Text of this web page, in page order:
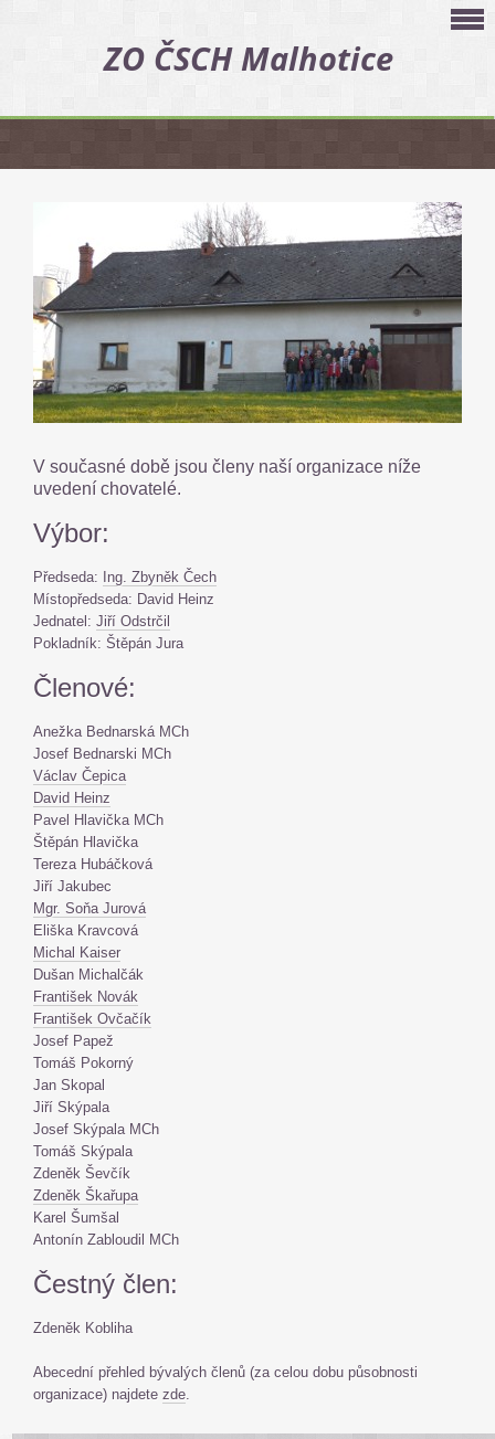
ZO ČSCH Malhotice
V současné době jsou členy naší organizace níže
uvedení chovatelé.
Výbor:
Předseda:
Ing. Zbyněk Čech
Místopředseda: David Heinz
Jednatel: Jiří Odstrčil
Pokladník: Štěpán Jura
Členové:
Anežka Bednarská MCh
Josef Bednarski MCh
Václav Čepica
David Heinz
Pavel Hlavička MCh
Štěpán Hlavička
Tereza Hubáčková
Jiří Jakubec
Mgr. Soňa Jurová
Eliška Kravcová
Michal Kaiser
Dušan Michalčák
František Novák
František Ovčačík
Josef Papež
Tomáš Pokorný
Jan Skopal
Jiří Skýpala
Josef Skýpala MCh
Tomáš Skýpala
Zdeněk Ševčík
Zdeněk Škařupa
Karel Šumšal
Antonín Zabloudil MCh
Čestný člen:
Zdeněk Kobliha
Abecední přehled bývalých členů (za celou dobu působnosti
organizace) najdete zde.